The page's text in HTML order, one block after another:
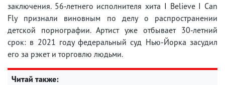
заключения. 56-летнего исполнителя хита I Believe I Can
Fly признали виновным по делу о распространении
детской порнографии. Артист уже отбывает 30-летний
срок: в 2021 году федеральный суд Нью-Йорка засудил
его за рэкет и торговлю людьми.
Читай также: